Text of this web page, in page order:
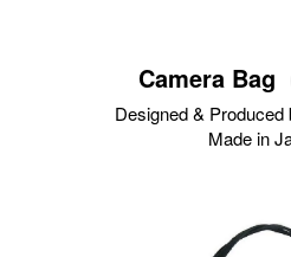
Camera Bag
Designed &
Made in